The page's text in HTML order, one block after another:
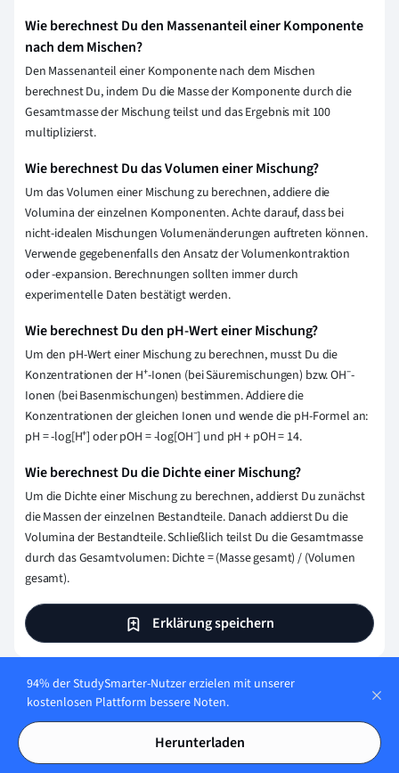
Wie berechnest Du den Massenanteil einer Komponente
nach dem Mischen?
Den Massenanteil einer Komponente nach dem Mischen
berechnest Du, indem Du die Masse der Komponente durch die
Gesamtmasse der Mischung teilst und das Ergebnis mit 100
multiplizierst.
Wie berechnest Du das Volumen einer Mischung?
Um das Volumen einer Mischung zu berechnen, addiere die
Volumina der einzelnen Komponenten. Achte darauf, dass bei
nicht-idealen Mischungen Volumenänderungen auftreten können.
Verwende gegebenenfalls den Ansatz der Volumenkontraktion
oder -expansion. Berechnungen sollten immer durch
experimentelle Daten bestätigt werden.
Wie berechnest Du den pH-Wert einer Mischung?
Um den pH-Wert einer Mischung zu berechnen, musst Du die
Konzentrationen der H⁺-Ionen (bei Säuremischungen) bzw. OH⁻-
Ionen (bei Basenmischungen) bestimmen. Addiere die
Konzentrationen der gleichen Ionen und wende die pH-Formel an:
pH = -log[H⁺] oder pOH = -log[OH⁻] und pH + pOH = 14.
Wie berechnest Du die Dichte einer Mischung?
Um die Dichte einer Mischung zu berechnen, addierst Du zunächst
die Massen der einzelnen Bestandteile. Danach addierst Du die
Volumina der Bestandteile. Schließlich teilst Du die Gesamtmasse
durch das Gesamtvolumen: Dichte = (Masse gesamt) / (Volumen
gesamt).
Erklärung speichern
94% der StudySmarter-Nutzer erzielen mit unserer
kostenlosen Plattform bessere Noten.
Herunterladen